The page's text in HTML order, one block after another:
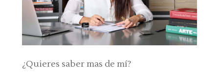
¿Quieres saber mas de mí?